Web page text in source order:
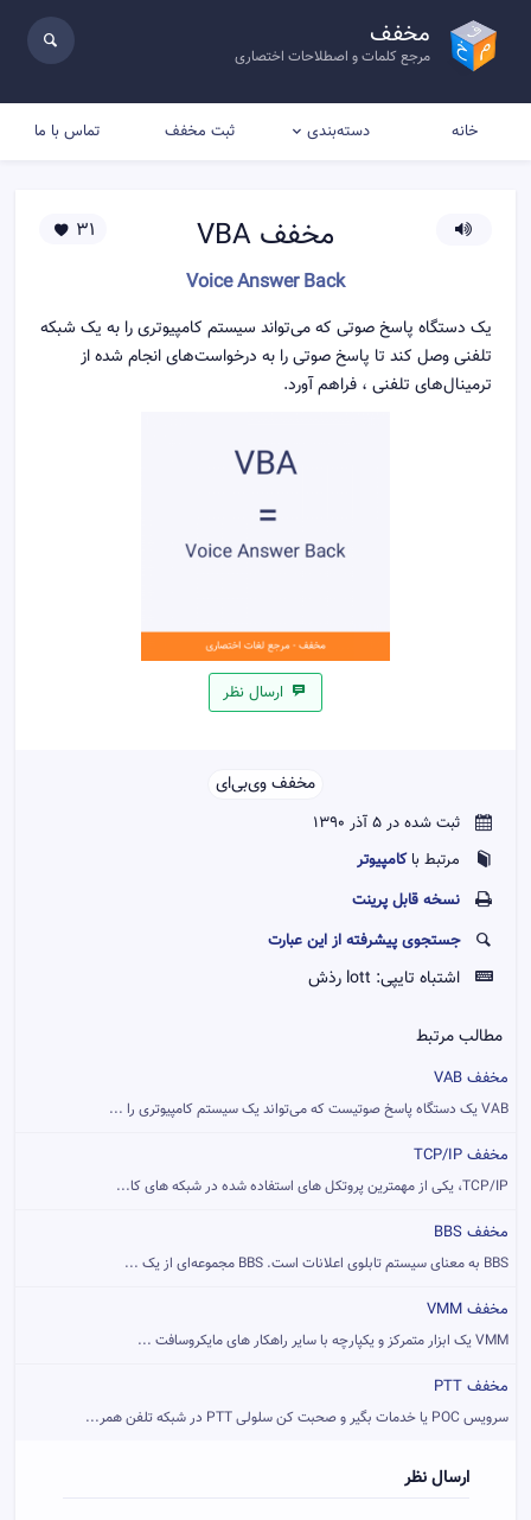
مخفف
مرجع کلمات و اصطلاحات اختصاری
خانه دسته‌بندی ثبت مخفف تماس با ما
مخفف VBA
Voice Answer Back
31
یک دستگاه پاسخ صوتی که می‌تواند سیستم کامپیوتری را به یک شبکه
تلفنی وصل کند تا پاسخ صوتی را به درخواست‌های انجام شده از
ترمینال‌های تلفنی ، فراهم آورد.
ارسال نظر
مخفف وی‌بی‌ای‌‌
ثبت شده در 5 آذر 1390
مرتبط باکامپیوتر
نسخه قابل پرينت
جستجوی پیشرفته از این عبارت
اشتباه تایپی: lott رذش
مطالب مرتبط
مخفف VAB
VAB یک دستگاه پاسخ صوتیست که می‌تواند یک سیستم کامپیوتری را ...
مخفف TCP/IP
TCP/IP، یکی از مهمترین پروتکل های استفاده شده در شبکه های کا...
مخفف BBS
BBS به معنای سیستم تابلوی اعلانات است. BBS مجموعه‌ای از یک ...
مخفف VMM
VMM یک ابزار متمرکز و یکپارچه با سایر راهکار های مایکروسافت ...
مخفف PTT
سرویس POC یا خدمات بگیر و صحبت کن سلولی PTT در شبکه تلفن همر...
ارسال نظر